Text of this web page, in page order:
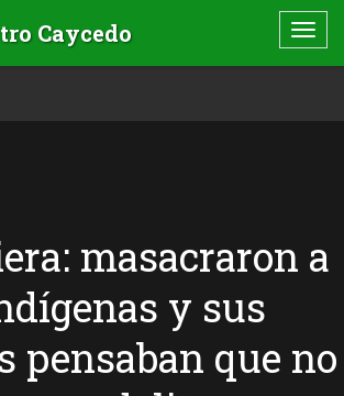
masacraron a
y sus
pensaban que no